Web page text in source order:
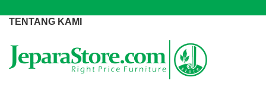
TENTANG KAMI